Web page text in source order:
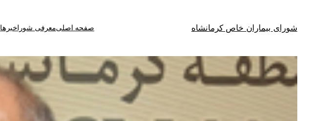
محتواشورای بیماران خاص کرمانشاه صفحه اصلیمعرفی شوراخبرها